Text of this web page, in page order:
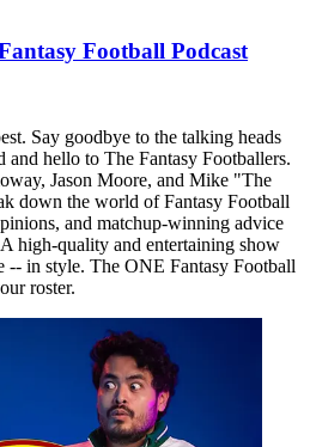
Football Podcast
Say goodbye to the talking heads
hello to The Fantasy Footballers.
Jason Moore, and Mike "The
down the world of Fantasy Football
and matchup-winning advice
high-quality and entertaining show
in style. The ONE Fantasy Football
roster.